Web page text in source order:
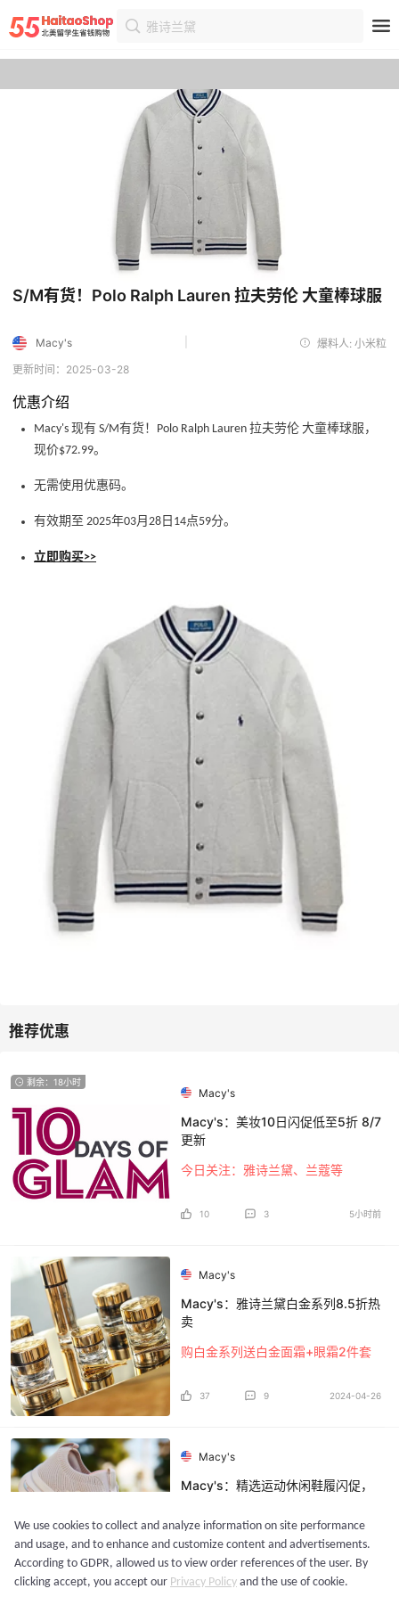
雅诗兰黛
首页 优惠 优惠详情
S/M有货！Polo Ralph Lauren 拉夫劳伦 大童棒球服
Macy's
爆料人: 小米粒
更新时间：2025-03-28
优惠介绍
Macy's 现有 S/M有货！Polo Ralph Lauren 拉夫劳伦 大童棒球服，
现价$72.99。
无需使用优惠码。
有效期至 2025年03月28日14点59分。
立即购买>>
剩余：18小时
Macy's
Macy's：美妆10日闪促低至5折 8/7
更新
今日关注：雅诗兰黛、兰蔻等
10 3 5小时前
Macy's
Macy's：雅诗兰黛白金系列8.5折热
卖
购白金系列送白金面霜+眼霜2件套
37 9 2024-04-26
Macy's
Macy's：精选运动休闲鞋履闪促，
Skechers低至$19起
31 6 2024-05-02
We use cookies to collect and analyze information on site performance
and usage, and to enhance and customize content and advertisements.
According to GDPR, allowed us to view order references of the user. By
clicking accept, you accept our Privacy Policy and the use of cookie.